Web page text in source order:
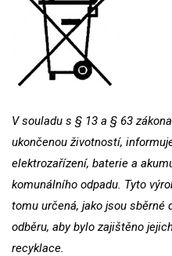
V souladu s § 13 a § 63
ukončenou životností,
elektrozařízení, baterie a
komunálního odpadu. Tyto
tomu určená, jako jsou sběrné
odběru, aby bylo zajištěno
recyklace.